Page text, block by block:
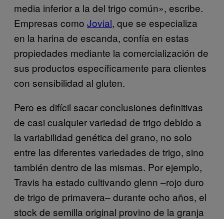
media inferior a la del trigo común», escribe.
Empresas como Jovial, que se especializa
en la harina de escanda, confía en estas
propiedades mediante la comercialización de
sus productos específicamente para clientes
con sensibilidad al gluten.
Pero es difícil sacar conclusiones definitivas
de casi cualquier variedad de trigo debido a
la variabilidad genética del grano, no solo
entre las diferentes variedades de trigo, sino
también dentro de las mismas. Por ejemplo,
Travis ha estado cultivando glenn –rojo duro
de trigo de primavera– durante ocho años, el
stock de semilla original provino de la granja